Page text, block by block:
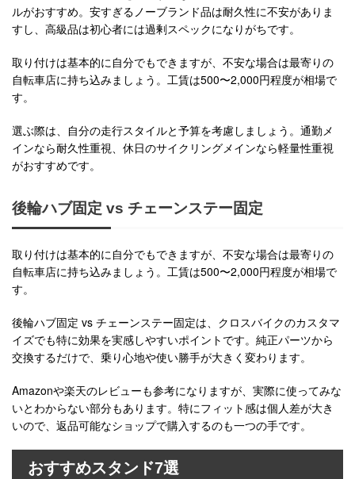
ルがおすすめ。安すぎるノーブランド品は耐久性に不安がありま
すし、高級品は初心者には過剰スペックになりがちです。
取り付けは基本的に自分でもできますが、不安な場合は最寄りの
自転車店に持ち込みましょう。工賃は500〜2,000円程度が相場で
す。
選ぶ際は、自分の走行スタイルと予算を考慮しましょう。通勤メ
インなら耐久性重視、休日のサイクリングメインなら軽量性重視
がおすすめです。
後輪ハブ固定 vs チェーンステー固定
取り付けは基本的に自分でもできますが、不安な場合は最寄りの
自転車店に持ち込みましょう。工賃は500〜2,000円程度が相場で
す。
後輪ハブ固定 vs チェーンステー固定は、クロスバイクのカスタマ
イズでも特に効果を実感しやすいポイントです。純正パーツから
交換するだけで、乗り心地や使い勝手が大きく変わります。
Amazonや楽天のレビューも参考になりますが、実際に使ってみな
いとわからない部分もあります。特にフィット感は個人差が大き
いので、返品可能なショップで購入するのも一つの手です。
おすすめスタンド7選